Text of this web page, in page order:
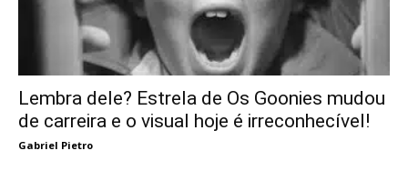
Lembra dele? Estrela de Os Goonies mudou
de carreira e o visual hoje é irreconhecível!
Gabriel Pietro